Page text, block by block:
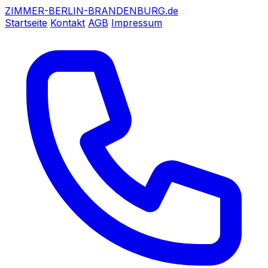
ZIMMER-BERLIN-BRANDENBURG.de
Startseite Kontakt AGB Impressum